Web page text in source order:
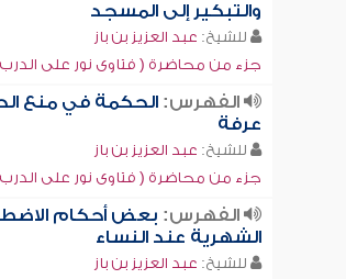
والتبكير إلى المسجد
للشيخ: عبد العزيز بن باز
جزء من محاضرة ( فتاوى نور على الدرب
الفهرس:الحكمة في منع
عرفة
للشيخ: عبد العزيز بن باز
جزء من محاضرة ( فتاوى نور على الدرب
الفهرس: بعض أحكام
الشهرية عند النساء
للشيخ: عبد العزيز بن باز